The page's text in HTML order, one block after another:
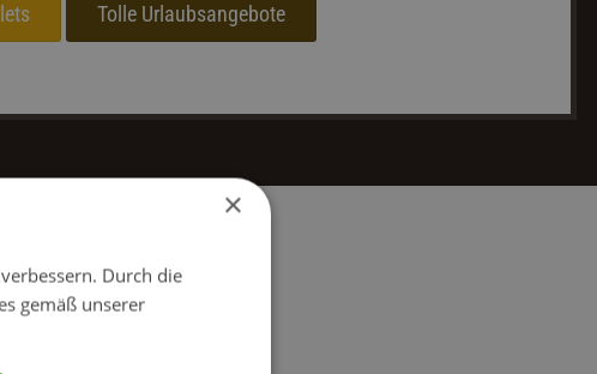
Tolle Urlaubsangebote
×
Durch die
gemäß unserer